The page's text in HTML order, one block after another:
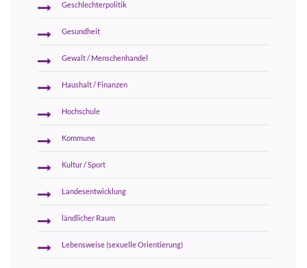
Geschlechterpolitik
Gesundheit
Gewalt / Menschenhandel
Haushalt / Finanzen
Hochschule
Kommune
Kultur / Sport
Landesentwicklung
ländlicher Raum
Lebensweise (sexuelle Orientierung)